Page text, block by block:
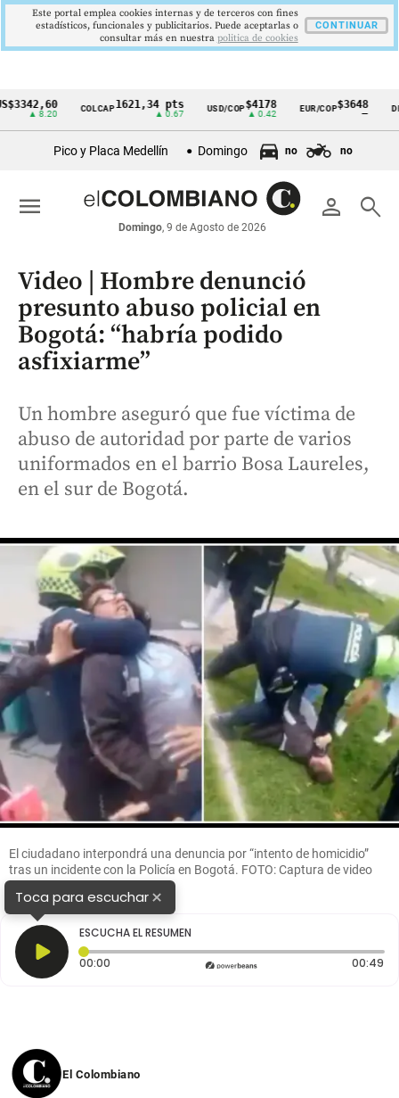
Cintillo
económicos
Colombia
COLCAP1621,34 pts USD/COP$4178
▲ 0.42
EUR/COP$3648
—
Pico y Placa Medellín Domingo no no
person search
Domingo, 9 de Agosto de 2026
menu
Video | Hombre denunció
presunto abuso policial en
Bogotá: “habría podido
asfixiarme”
Un hombre aseguró que fue víctima de
abuso de autoridad por parte de varios
uniformados en el barrio Bosa Laureles,
en el sur de Bogotá.
El ciudadano interpondrá una denuncia por “intento de homicidio”
tras un incidente con la Policía en Bogotá. FOTO: Captura de video
Toca para escuchar×
ESCUCHA EL RESUMEN
00:00 Tiempo transcurrido: 0 segundos 00:49
El Colombiano
Este portal emplea cookies internas y de terceros con fines
estadísticos, funcionales y publicitarios. Puede aceptarlas o
consultar más en nuestra politica de cookies
CONTINUAR